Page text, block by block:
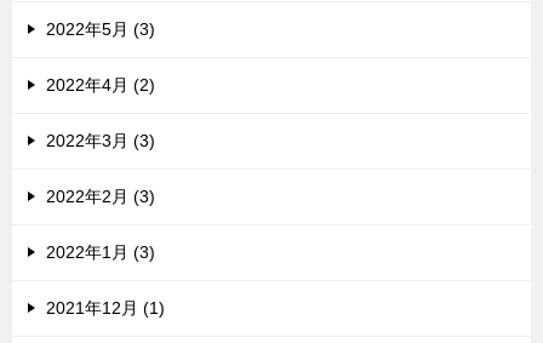
2022年5月 (3)
2022年4月 (2)
2022年3月 (3)
2022年2月 (3)
2022年1月 (3)
2021年12月 (1)